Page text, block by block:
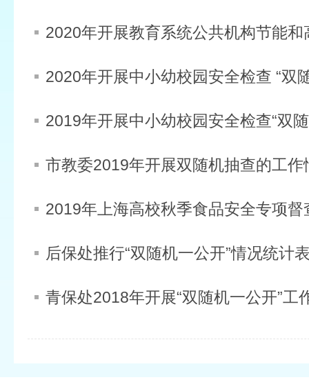
市教委2019年开展双随机抽查的工作
2019年上海高校秋季食品安全专项督
后保处推行“双随机一公开”情况统计
青保处2018年开展“双随机一公开”工